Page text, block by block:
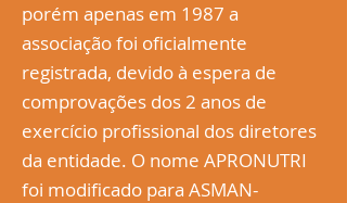
porém apenas em 1987 a
associação foi oficialmente
registrada, devido à espera de
comprovações dos 2 anos de
exercício profissional dos diretores
da entidade. O nome APRONUTRI
foi modificado para ASMAN-